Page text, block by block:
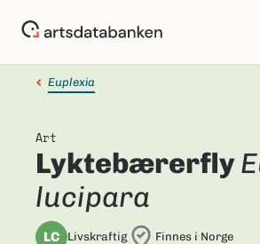
Euplexia
Art
Lyktebærerfly
lucipara
LC Livskraftig Finnes i Norge